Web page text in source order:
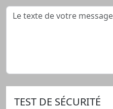
TEST DE SÉCURITÉ